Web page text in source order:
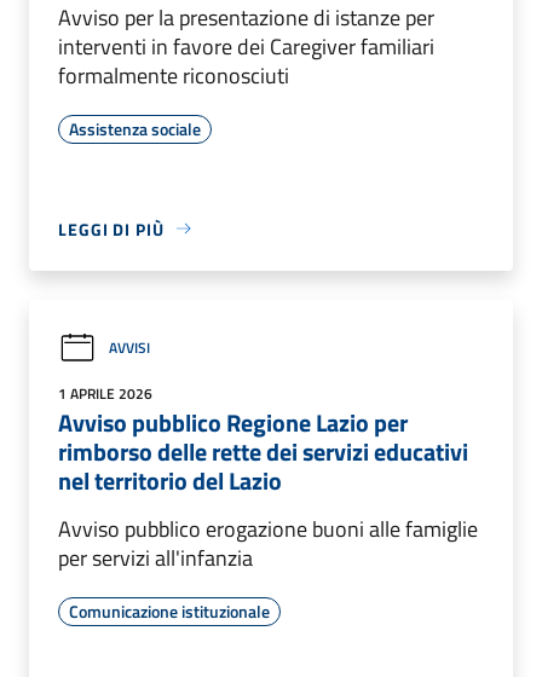
Avviso per la presentazione di istanze per
interventi in favore dei Caregiver familiari
formalmente riconosciuti
Assistenza sociale
LEGGI DI PIÙ
AVVISI
1 APRILE 2026
Avviso pubblico Regione Lazio per
rimborso delle rette dei servizi educativi
nel territorio del Lazio
Avviso pubblico erogazione buoni alle famiglie
per servizi all'infanzia
Comunicazione istituzionale